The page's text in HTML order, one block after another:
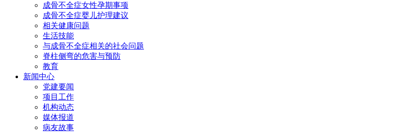
成骨不全症女性孕期事项
成骨不全症婴儿护理建议
相关健康问题
生活技能
与成骨不全症相关的社会问题
脊柱侧弯的危害与预防
教育
新闻中心
党建要闻
项目工作
机构动态
媒体报道
病友故事